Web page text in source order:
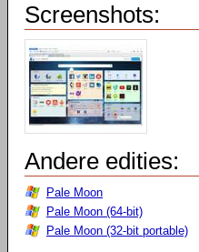
Screenshots:
Andere edities:
Pale Moon
Pale Moon (64-bit)
Pale Moon (32-bit portable)